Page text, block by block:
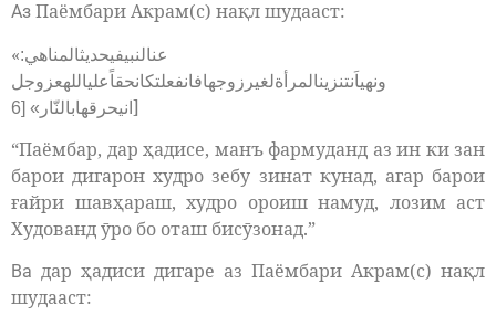
Аз Паёмбари Акрам(с) нақл шудааст:
«عنالنبيفيحديثالمناهي:
ونهياَنتنزينالمرأةلغيرزوجهافانفعلتکانحقاًعلياللهعزوجل
انيحرقهابالنّار» [6 ]
“Паёмбар, дар ҳадисе, манъ фармуданд аз ин ки зан
барои дигарон худро зебу зинат кунад, агар барои
ғайри шавҳараш, худро ороиш намуд, лозим аст
Худованд ӯро бо оташ бисӯзонад.”
Ва дар ҳадиси дигаре аз Паёмбари Акрам(с) нақл
шудааст: